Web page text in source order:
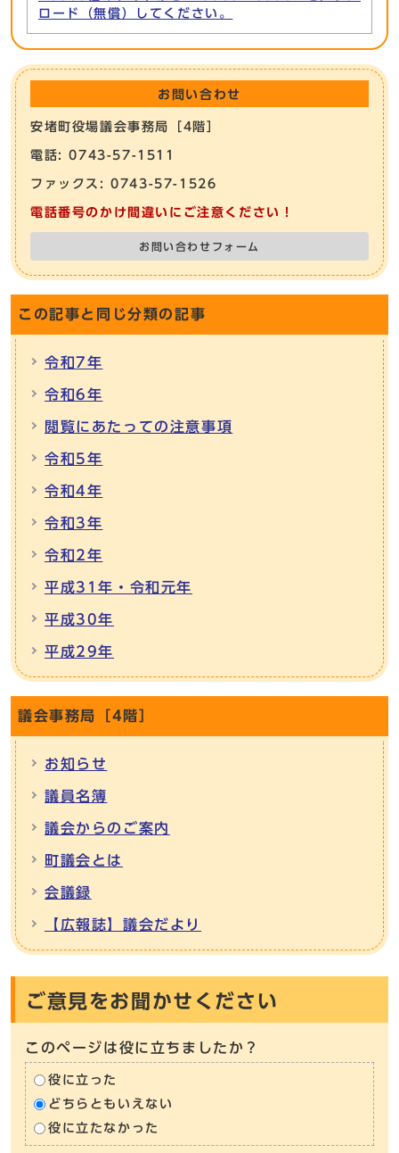
ロード（無償）してください。
お問い合わせ
安堵町役場議会事務局［4階］
電話: 0743-57-1511
ファックス: 0743-57-1526
電話番号のかけ間違いにご注意ください！
お問い合わせフォーム
この記事と同じ分類の記事
令和7年
令和6年
閲覧にあたっての注意事項
令和5年
令和4年
令和3年
令和2年
平成31年・令和元年
平成30年
平成29年
議会事務局［4階］
お知らせ
議員名簿
議会からのご案内
町議会とは
会議録
【広報誌】議会だより
ご意見をお聞かせください
このページは役に立ちましたか？
役に立った
どちらともいえない
役に立たなかった